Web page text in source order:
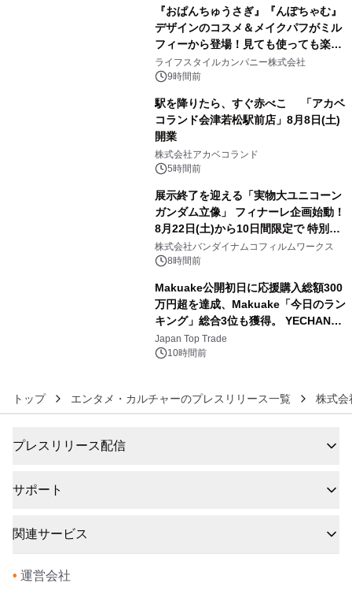
『おぱんちゅうさぎ』『んぽちゃむ』
デザインのコスメ＆メイクパフがミル
フィーから登場！見ても使っても楽し
い、ポップでキュートなコレクショ
ン。
ライフスタイルカンパニー株式会社
9時間前
駅を降りたら、すぐ赤べこ 「アカベ
コランド会津若松駅前店」8月8日(土)
開業
株式会社アカベコランド
5時間前
展示終了を迎える「実物大ユニコーン
ガンダム立像」 フィナーレ企画始動！
8月22日(土)から10日間限定で 特別映
像『UNICORN GUNDAM Statue ―
BEYOND POSSIBILITY ―』を上映！
株式会社バンダイナムコフィルムワークス
8時間前
Makuake公開初日に応援購入総額300
万円超を達成、Makuake「今日のラン
キング」総合3位も獲得。 YECHAN音
浴シンギングボウル第2弾の大型サイ
ズ（XL・2XL・3XL）を先行販売中
Japan Top Trade
10時間前
トップ エンタメ・カルチャーのプレスリリース一覧 株式会
プレスリリース配信
サポート
関連サービス
• 運営会社